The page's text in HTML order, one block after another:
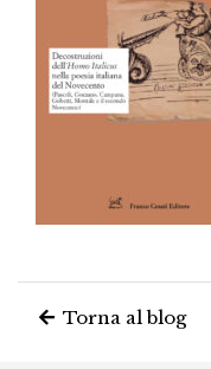
Torna al blog